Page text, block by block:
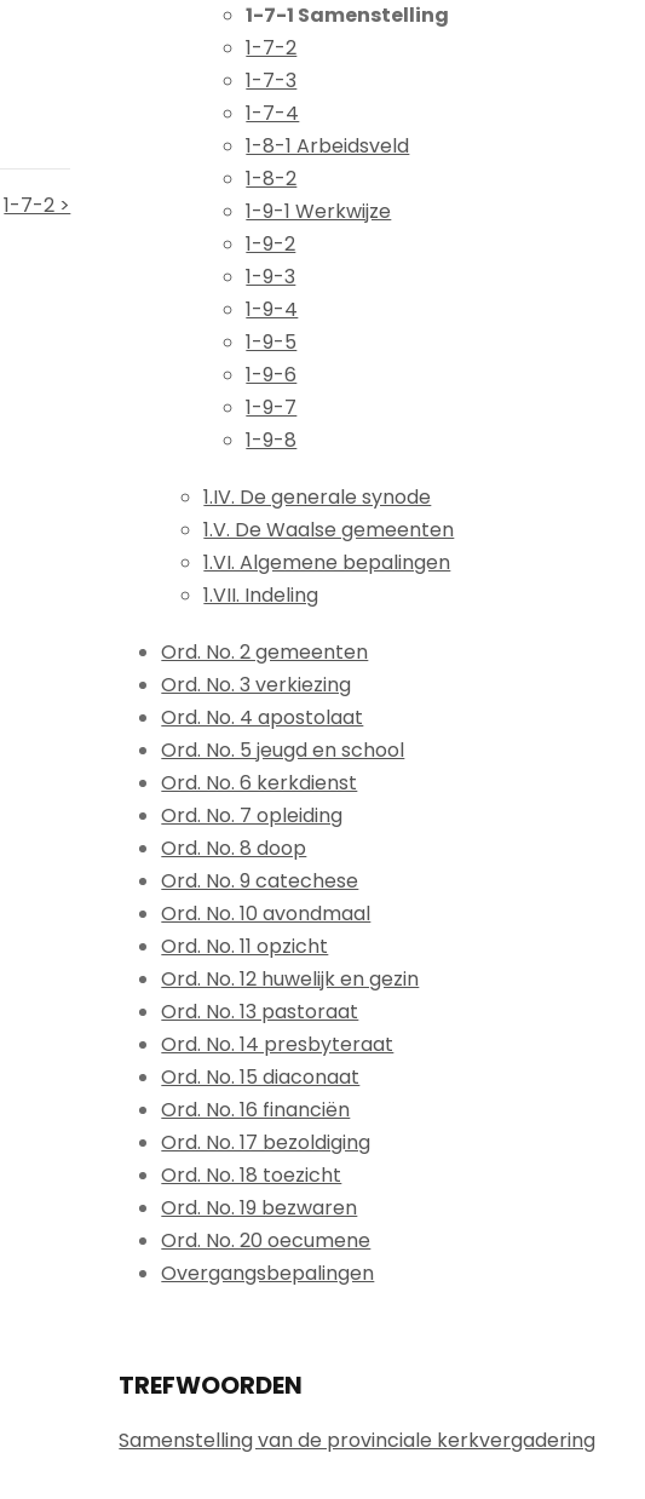
1-7-2 >
1-7-1 Samenstelling
1-7-2
1-7-3
1-7-4
1-8-1 Arbeidsveld
1-8-2
1-9-1 Werkwijze
1-9-2
1-9-3
1-9-4
1-9-5
1-9-6
1-9-7
1-9-8
1.IV. De generale synode
1.V. De Waalse gemeenten
1.VI. Algemene bepalingen
1.VII. Indeling
Ord. No. 2 gemeenten
Ord. No. 3 verkiezing
Ord. No. 4 apostolaat
Ord. No. 5 jeugd en school
Ord. No. 6 kerkdienst
Ord. No. 7 opleiding
Ord. No. 8 doop
Ord. No. 9 catechese
Ord. No. 10 avondmaal
Ord. No. 11 opzicht
Ord. No. 12 huwelijk en gezin
Ord. No. 13 pastoraat
Ord. No. 14 presbyteraat
Ord. No. 15 diaconaat
Ord. No. 16 financiën
Ord. No. 17 bezoldiging
Ord. No. 18 toezicht
Ord. No. 19 bezwaren
Ord. No. 20 oecumene
Overgangsbepalingen
TREFWOORDEN
Samenstelling van de provinciale kerkvergadering